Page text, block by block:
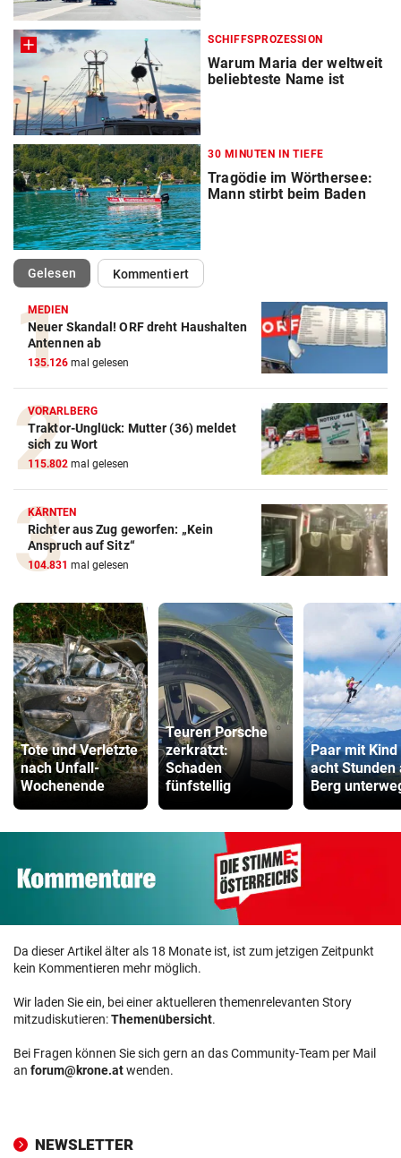
SCHIFFSPROZESSION
Warum Maria der weltweit
beliebteste Name ist
30 MINUTEN IN TIEFE
Tragödie im Wörthersee:
Mann stirbt beim Baden
Gelesen(ausgewählt)Kommentiert
MEDIEN
Neuer Skandal! ORF dreht Haushalten
Antennen ab
135.126 mal gelesen
VORARLBERG
Traktor-Unglück: Mutter (36) meldet
sich zu Wort
115.802 mal gelesen
KÄRNTEN
Richter aus Zug geworfen: „Kein
Anspruch auf Sitz“
104.831 mal gelesen
Tote und Verletzte
nach Unfall-
Wochenende
Teuren Porsche
zerkratzt:
Schaden
fünfstellig
Paar mit
acht Stunden
Berg
Da dieser Artikel älter als 18 Monate ist, ist zum jetzigen Zeitpunkt
kein Kommentieren mehr möglich.
Wir laden Sie ein, bei einer aktuelleren themenrelevanten Story
mitzudiskutieren:Themenübersicht.
Bei Fragen können Sie sich gern an das Community-Team per Mail
an forum@krone.atwenden.
NEWSLETTER